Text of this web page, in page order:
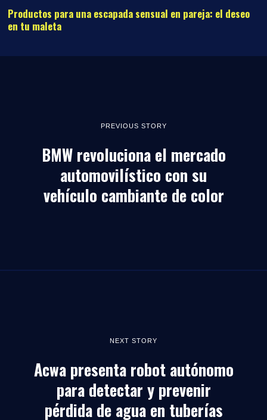
Productos para una escapada sensual en pareja: el deseo
en tu maleta
PREVIOUS STORY
BMW revoluciona el mercado
automovilístico con su
vehículo cambiante de color
NEXT STORY
Acwa presenta robot autónomo
para detectar y prevenir
pérdida de agua en tuberías